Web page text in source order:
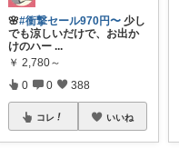
🌸#衝撃セール970円〜 少し
でも涼しいだけで、お出か
けのハー ...
￥ 2,780～
0 0 388
コレ いいね